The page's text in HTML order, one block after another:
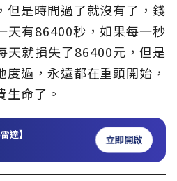
但是時間過了就沒有了，錢
天有86400秒，如果每一秒
天就損失了86400元，但是
過，永遠都在重頭開始，
生命了。
達】 立即開啟